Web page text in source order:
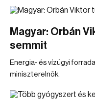
Magyar: Orbán
semmit
Energia- és vízügyi
miniszterelnök.